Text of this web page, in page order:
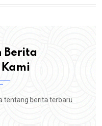
Berita
Kami
tentang berita terbaru